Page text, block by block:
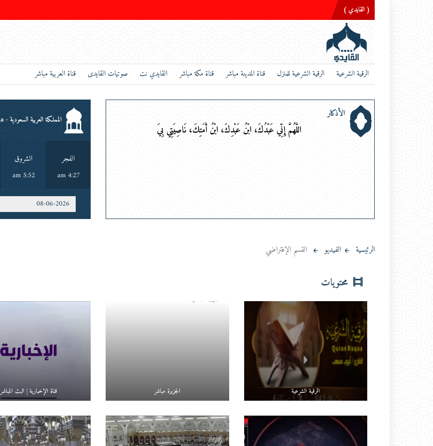
( القايدي )
الرقية الشرعية الرقية الشرعية للمنزل قناة المدينة مباشر قناة مكة مباشر القايدي نت صوتيات القايدى قناة العربية مباشر
الأذكار
اللَّهُمَّ إِنِّي عَبْدُكَ، ابْنُ عَبْدِكَ، ابْنُ أَمَتِكَ، نَاصِيَتِي بِيَدِكَ،
المملكة العربية السعودية - Medina
الفجر
4:27 am
الشروق
5:52 am
الرئيسية الفيديو القسم الإفتراضي
محتويات
الرقية الشرعية الجزيرة مباشر قناة الإخبارية | البث المباشر